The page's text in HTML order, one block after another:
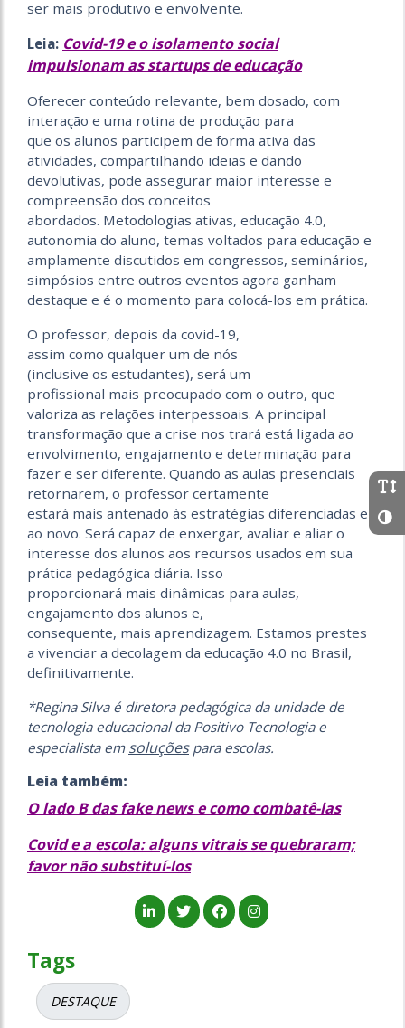
ser mais produtivo e envolvente.
Leia: Covid-19 e o isolamento social
impulsionam as startups de educação
Oferecer conteúdo relevante, bem dosado, com
interação e uma rotina de produção para
que os alunos participem de forma ativa das
atividades, compartilhando ideias e dando
devolutivas, pode assegurar maior interesse e
compreensão dos conceitos
abordados. Metodologias ativas, educação 4.0,
autonomia do aluno, temas voltados para educação e
amplamente discutidos em congressos, seminários,
simpósios entre outros eventos agora ganham
destaque e é o momento para colocá-los em prática.
O professor, depois da covid-19,
assim como qualquer um de nós
(inclusive os estudantes), será um
profissional mais preocupado com o outro, que
valoriza as relações interpessoais. A principal
transformação que a crise nos trará está ligada ao
envolvimento, engajamento e determinação para
fazer e ser diferente. Quando as aulas presenciais
retornarem, o professor certamente
estará mais antenado às estratégias diferenciadas e
ao novo. Será capaz de enxergar, avaliar e aliar o
interesse dos alunos aos recursos usados em sua
prática pedagógica diária. Isso
proporcionará mais dinâmicas para aulas,
engajamento dos alunos e,
consequente, mais aprendizagem. Estamos prestes
a vivenciar a decolagem da educação 4.0 no Brasil,
definitivamente.
*Regina Silva é diretora pedagógica da unidade de
tecnologia educacional da Positivo Tecnologia e
especialista em soluçõespara escolas.
Leia também:
O lado B das fake news e como combatê-las
Covid e a escola: alguns vitrais se quebraram;
favor não substituí-los
Tags
DESTAQUE